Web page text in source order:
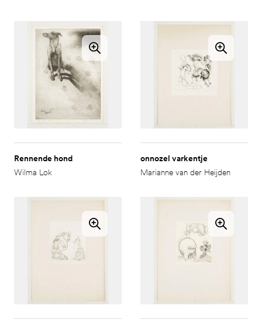
Rennende hond
Wilma Lok
onnozel varkentje
Marianne van der Heijden